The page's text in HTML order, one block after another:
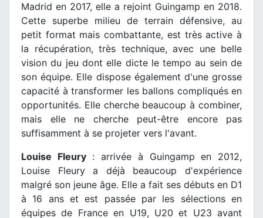
Madrid en 2017, elle a rejoint Guingamp en 2018.
Cette superbe milieu de terrain défensive, au
petit format mais combattante, est très active à
la récupération, très technique, avec une belle
vision du jeu dont elle dicte le tempo au sein de
son équipe. Elle dispose également d'une grosse
capacité à transformer les ballons compliqués en
opportunités. Elle cherche beaucoup à combiner,
mais elle ne cherche peut-être encore pas
suffisamment à se projeter vers l'avant.
Louise Fleury: arrivée à Guingamp en 2012,
Louise Fleury a déjà beaucoup d'expérience
malgré son jeune âge. Elle a fait ses débuts en D1
à 16 ans et est passée par les sélections en
équipes de France en U19, U20 et U23 avant